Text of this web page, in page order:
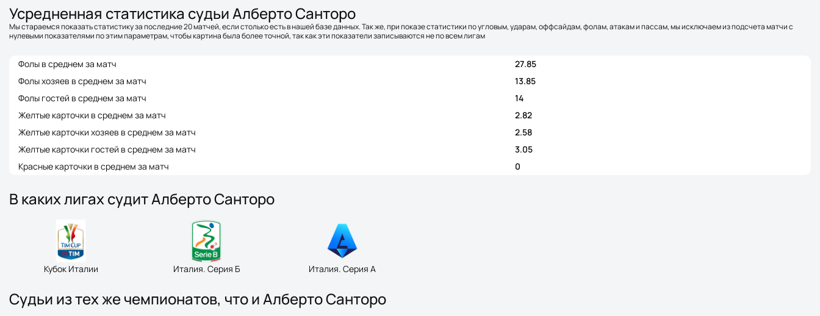
Усредненная статистика судьи Алберто Санторо
Мы стараемся показать статистику за последние 20 матчей, если столько есть в нашей базе данных. Так же, при показе статистики по угловым, ударам, оффсайдам, фолам, атакам и пассам, мы исключаем из подсчета матчи с
нулевыми показателями по этим параметрам, чтобы картина была более точной, так как эти показатели записываются не по всем лигам
Фолы в среднем за матч
27.85
Фолы хозяев в среднем за матч
13.85
Фолы гостей в среднем за матч
14
Желтые карточки в среднем за матч
2.82
Желтые карточки хозяев в среднем за матч
2.58
Желтые карточки гостей в среднем за матч
3.05
Красные карточки в среднем за матч
0
В каких лигах судит Алберто Санторо
Кубок Италии Италия. Серия Б Италия. Серия A
Судьи из тех же чемпионатов, что и Алберто Санторо